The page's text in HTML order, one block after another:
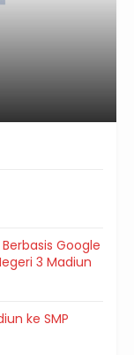
Google
3 Madiun
ke SMP